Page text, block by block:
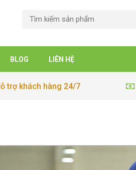
BLOG LIÊN HỆ
trợ khách hàng 24/7